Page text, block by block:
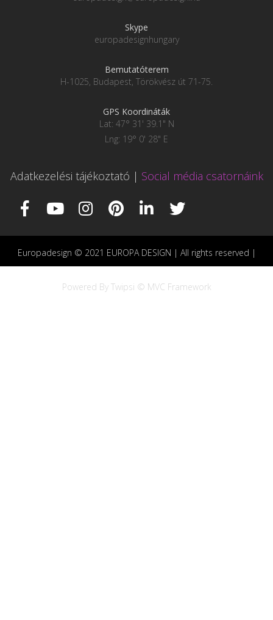
Skype
europadesignhungary
Bemutatóterem
H-1025, Budapest, Törökvész út 71-75.
GPS Koordináták
Lat: 47° 31' 39.1" N
Lng: 19° 0' 28" E
Adatkezelési tájékoztató | Social média csatornáink
Europadesign © 2021 EUROPA DESIGN | All rights reserved |
Powered By Twipsi © MVC Framework